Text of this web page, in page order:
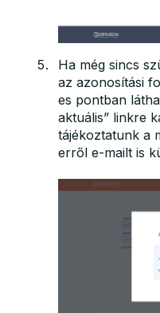
Ha még sincs
az azonosítási
es pontban
aktuális” linkre
tájékoztatunk a
erről e-mailt is